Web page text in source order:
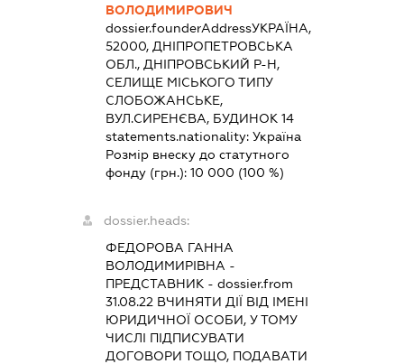
ВОЛОДИМИРОВИЧ
dossier.founderAddressУКРАЇНА,
52000, ДНІПРОПЕТРОВСЬКА
ОБЛ., ДНІПРОВСЬКИЙ Р-Н,
СЕЛИЩЕ МІСЬКОГО ТИПУ
СЛОБОЖАНСЬКЕ,
ВУЛ.СИРЕНЄВА, БУДИНОК 14
statements.nationality: Україна
Розмір внеску до статутного
фонду (грн.): 10 000 (100 %)
dossier.heads:
ФЕДОРОВА ГАННА
ВОЛОДИМИРІВНА -
ПРЕДСТАВНИК - dossier.from
31.08.22 ВЧИНЯТИ ДІЇ ВІД ІМЕНІ
ЮРИДИЧНОЇ ОСОБИ, У ТОМУ
ЧИСЛІ ПІДПИСУВАТИ
ДОГОВОРИ ТОЩО, ПОДАВАТИ